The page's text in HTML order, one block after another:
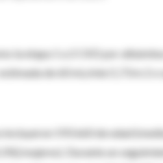
la etapa 1 a 2 CKD por
de 60 mL/min/1,73 m 2 o
593 660 de edad
mujeres). Durante un